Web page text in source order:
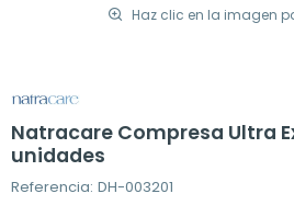
Haz clic en la imagen
Natracare Compresa Ultra
unidades
Referencia: DH-003201